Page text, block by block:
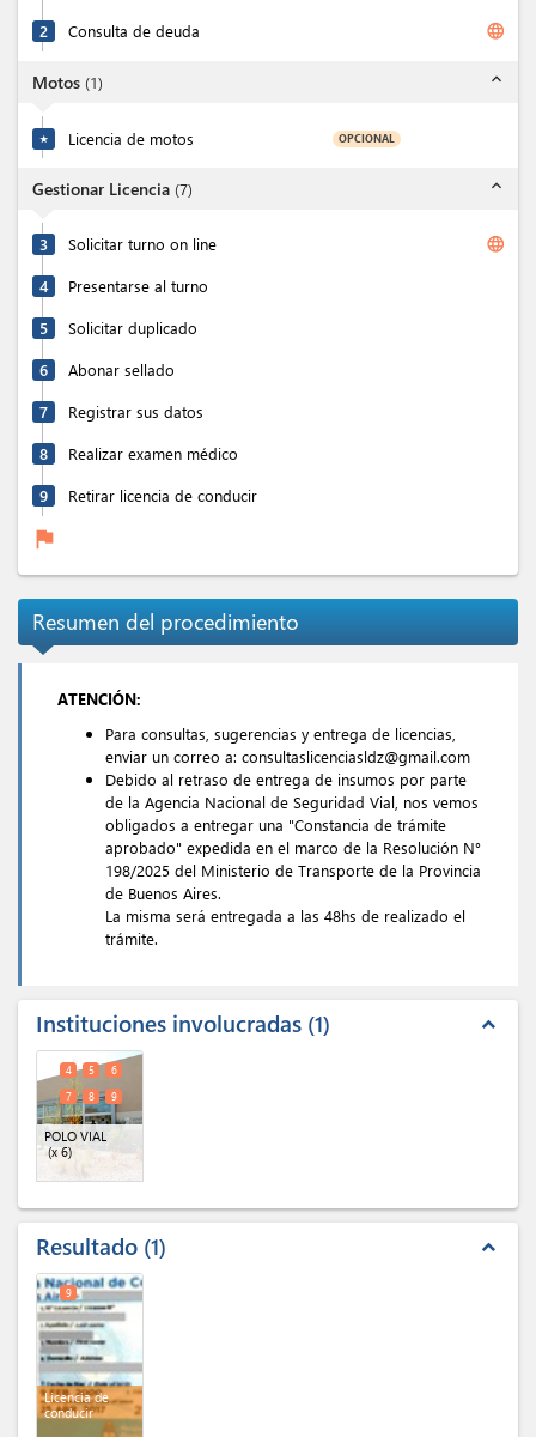
2 Consulta de deuda language
Motos (1) expand_less
★ Licencia de motos OPCIONAL
Gestionar Licencia (7) expand_less
3 Solicitar turno on line language
4 Presentarse al turno
5 Solicitar duplicado
6 Abonar sellado
7 Registrar sus datos
8 Realizar examen médico
9 Retirar licencia de conducir
flag
Resumen del procedimiento
ATENCIÓN:
Para consultas, sugerencias y entrega de licencias,
enviar un correo a: consultaslicenciasldz@gmail.com
Debido al retraso de entrega de insumos por parte
de la Agencia Nacional de Seguridad Vial, nos vemos
obligados a entregar una "Constancia de trámite
aprobado" expedida en el marco de la Resolución N°
198/2025 del Ministerio de Transporte de la Provincia
de Buenos Aires.
La misma será entregada a las 48hs de realizado el
trámite.
Instituciones involucradas 1 expand_less
POLO VIAL
(x 6)
4 5
6
7
8 9
Resultado 1 expand_less
Licencia de
conducir
9